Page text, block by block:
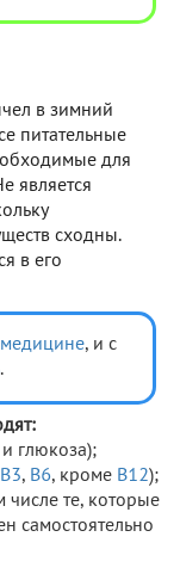
в зимний
питательные
для
является
сходны.
в его
, и с
.
глюкоза);
B3, B6, кроме В12);
те, которые
самостоятельно